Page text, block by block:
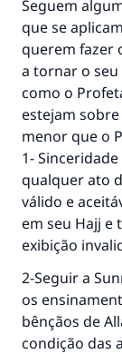
Seguem
que se
querem fazer
a tornar o seu
como o
estejam
menor que o
1-
qualquer ato
válido e
em seu Hajj e
exibição
2-Seguir a
os
bênçãos de
condição das